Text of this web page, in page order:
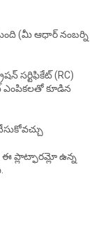
(మీ ఆధార్ నంబర్ని
సర్టిఫికేట్ (RC)
ఎంపికలతో కూడిన
ప్లాట్ఫారమ్లో ఉన్న